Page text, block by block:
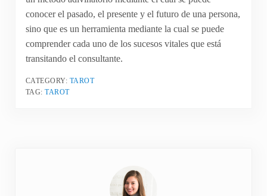
conocer el pasado, el presente y el futuro de una persona,
sino que es un herramienta mediante la cual se puede
comprender cada uno de los sucesos vitales que está
transitando el consultante.
CATEGORY: TAROT
TAG:TAROT